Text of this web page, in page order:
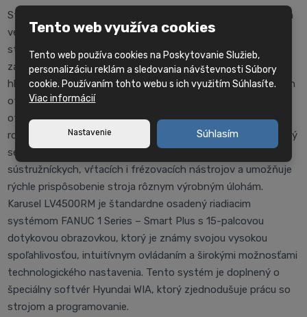
Stroj LV4500RM je vybavený presným valčekovým lineárnym
vedením a výkonnými pohonmi všetkých osí, ktoré zaisťujú
stabilný, plynulý a opakovateľný pohyb aj pri vysokom
zaťažení a náročných sústružníckych operáciách. Výkonné
hlavné vreteno poskytuje vysoký krútiaci moment pri nízkych
otáčkach a stabilný chod pri vyšších rýchlostiach až 3000
otáčok za minútu, čo umožňuje efektívne obrábanie
rozmernejších obrobkov z náročných materiálov. 12-polohový
servo-revolver BMT65 podporuje flexibilné použitie
sústružníckych, vŕtacích i frézovacích nástrojov a umožňuje
rýchle prispôsobenie stroja rôznym výrobným úlohám.
Karusel LV4500RM je štandardne osadený riadiacim
systémom FANUC 1 Series – Smart Plus s 15-palcovou
dotykovou obrazovkou, ktorý je známy svojou vysokou
spoľahlivosťou, intuitívnym ovládaním a širokými možnosťami
technologického nastavenia. Tento systém je doplnený o
špeciálny softvér Hyundai WIA, ktorý zjednodušuje prácu so
strojom a programovanie.
Tento web využíva cookies
Tento web používa cookies na Poskytovanie Služieb,
personalizáciu reklám a sledovania návštevnosti Súbory
cookie. Používaním tohto webu s ich využitím Súhlasíte.
Viac informácií
Nastavenie Súhlasím